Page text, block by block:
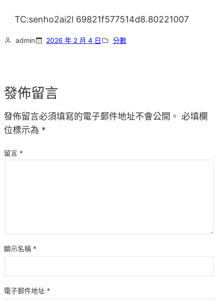
TC:senho2ai2l 69821f577514d8.80221007
admin 2026 年 2 月 4 日 分數
發佈留言
發佈留言必須填寫的電子郵件地址不會公開。 必填欄
位標示為 *
留言 *
顯示名稱 *
電子郵件地址 *